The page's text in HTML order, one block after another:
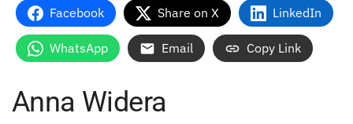
Facebook Share on X LinkedIn
WhatsApp Email Copy Link
Anna Widera